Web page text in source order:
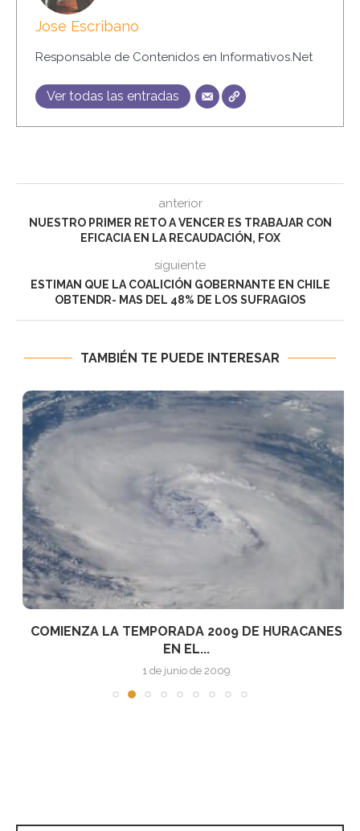
Jose Escribano
Responsable de Contenidos en Informativos.Net
Ver todas las entradas
anterior
NUESTRO PRIMER RETO A VENCER ES TRABAJAR CON
EFICACIA EN LA RECAUDACIÓN, FOX
siguiente
ESTIMAN QUE LA COALICIÓN GOBERNANTE EN CHILE
OBTENDR- MAS DEL 48% DE LOS SUFRAGIOS
TAMBIÉN TE PUEDE INTERESAR
COMIENZA LA TEMPORADA 2009 DE HURACANES
EN EL...
1 de junio de 2009